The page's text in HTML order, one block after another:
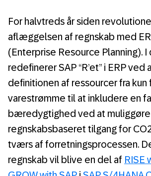
For halvtreds år siden
aflæggelsen af regnskab med
(Enterprise Resource Planning). I
redefinerer SAP “R’et” i ERP ved
definitionen af ressourcer fra kun
varestrømme til at inkludere en
bæredygtighed ved at
regnskabsbaseret tilgang for
tværs af forretningsprocessen.
regnskab vil blive en del af RISE